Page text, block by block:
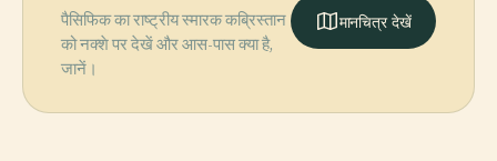
पैसिफिक का राष्ट्रीय स्मारक कब्रिस्तान
को नक्शे पर देखें और आस-पास क्या है,
जानें।
मानचित्र देखें